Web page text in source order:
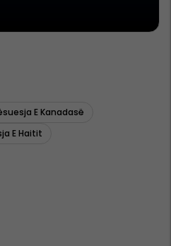
E Kanadasë
E Haitit